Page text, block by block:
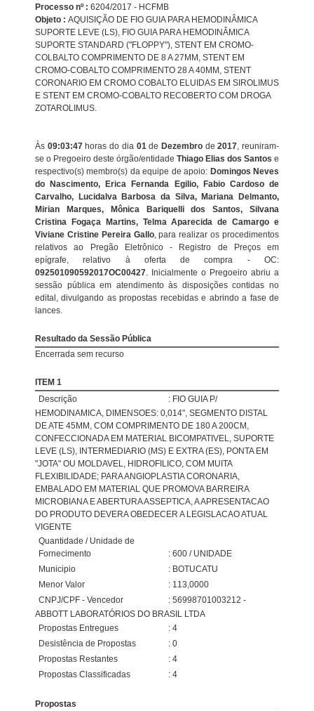
Processo nº : 6204/2017 - HCFMB
Objeto : AQUISIÇÃO DE FIO GUIA PARA HEMODINÂMICA
SUPORTE LEVE (LS), FIO GUIA PARA HEMODINÂMICA
SUPORTE STANDARD ("FLOPPY"), STENT EM CROMO-
COLBALTO COMPRIMENTO DE 8 A 27MM, STENT EM
CROMO-COBALTO COMPRIMENTO 28 A 40MM, STENT
CORONARIO EM CROMO COBALTO ELUIDAS EM SIROLIMUS
E STENT EM CROMO-COBALTO RECOBERTO COM DROGA
ZOTAROLIMUS.
Às 09:03:47horas do dia 01de Dezembrode2017, reuniram-
se o Pregoeiro deste órgão/entidade Thiago Elias dos Santos e
respectivo(s) membro(s) da equipe de apoio: Domingos Neves
do Nascimento, Erica Fernanda Egilio, Fabio Cardoso de
Carvalho, Lucidalva Barbosa da Silva, Mariana Delmanto,
Mirian Marques, Mônica Bariquelli dos Santos, Silvana
Cristina Fogaça Martins, Telma Aparecida de Camargo e
Viviane Cristine Pereira Gallo, para realizar os procedimentos
relativos ao Pregão Eletrônico - Registro de Preços em
epígrafe, relativo à oferta de compra - OC:
092501090592017OC00427. Inicialmente o Pregoeiro abriu a
sessão pública em atendimento às disposições contidas no
edital, divulgando as propostas recebidas e abrindo a fase de
lances.
Resultado da Sessão Pública
Encerrada sem recurso
ITEM 1
Descrição
: FIO GUIA P/
HEMODINAMICA, DIMENSOES: 0,014", SEGMENTO DISTAL
DE ATE 45MM, COM COMPRIMENTO DE 180 A 200CM,
CONFECCIONADA EM MATERIAL BICOMPATIVEL, SUPORTE
LEVE (LS), INTERMEDIARIO (MS) E EXTRA (ES), PONTA EM
"JOTA" OU MOLDAVEL, HIDROFILICO, COM MUITA
FLEXIBILIDADE; PARA ANGIOPLASTIA CORONARIA,
EMBALADO EM MATERIAL QUE PROMOVA BARREIRA
MICROBIANA E ABERTURA ASSEPTICA, A APRESENTACAO
DO PRODUTO DEVERA OBEDECER A LEGISLACAO ATUAL
VIGENTE
Quantidade / Unidade de
Fornecimento
: 600 / UNIDADE
Municipio
: BOTUCATU
Menor Valor
: 113,0000
CNPJ/CPF - Vencedor
: 56998701003212 -
ABBOTT LABORATÓRIOS DO BRASIL LTDA
Propostas Entregues
: 4
Desistência de Propostas
: 0
Propostas Restantes
: 4
Propostas Classificadas
: 4
Propostas